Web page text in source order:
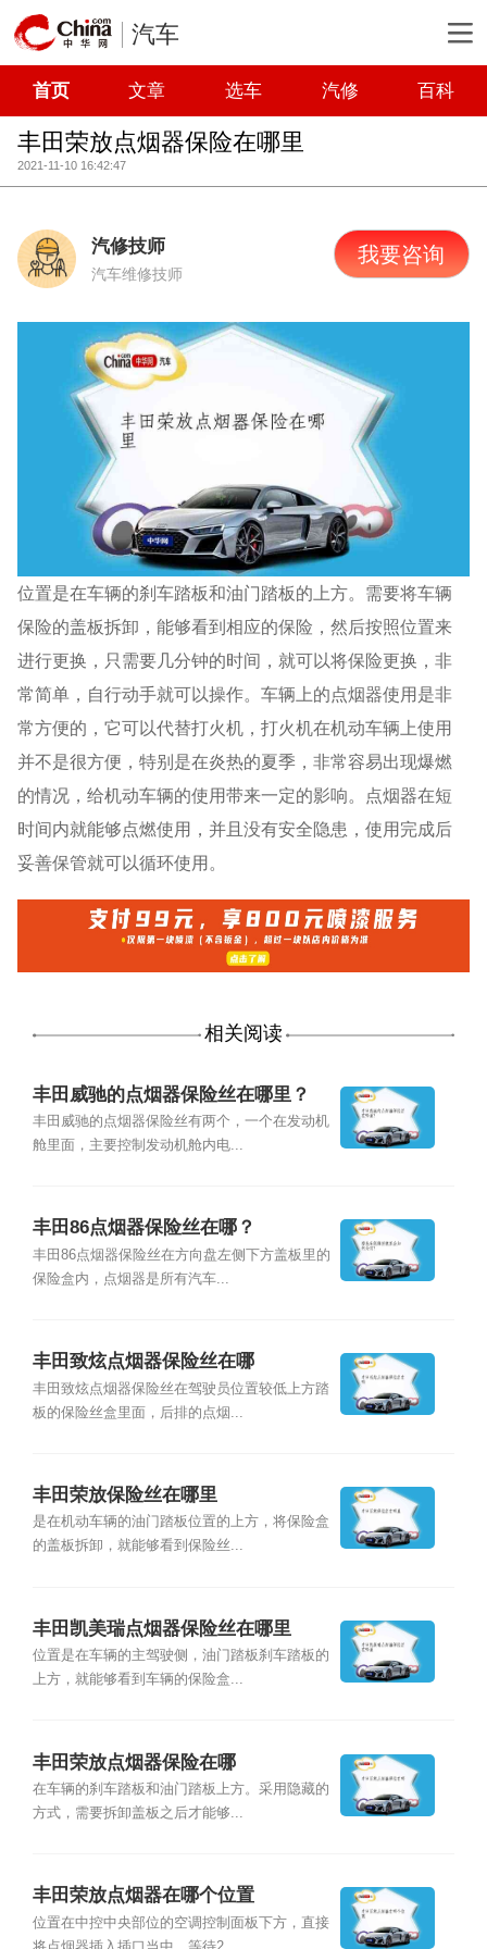
汽车
首页 文章 选车 汽修 百科
丰田荣放点烟器保险在哪里
2021-11-10 16:42:47
汽修技师
汽车维修技师
我要咨询
位置是在车辆的刹车踏板和油门踏板的上方。需要将车辆
保险的盖板拆卸，能够看到相应的保险，然后按照位置来
进行更换，只需要几分钟的时间，就可以将保险更换，非
常简单，自行动手就可以操作。车辆上的点烟器使用是非
常方便的，它可以代替打火机，打火机在机动车辆上使用
并不是很方便，特别是在炎热的夏季，非常容易出现爆燃
的情况，给机动车辆的使用带来一定的影响。点烟器在短
时间内就能够点燃使用，并且没有安全隐患，使用完成后
妥善保管就可以循环使用。
相关阅读
丰田威驰的点烟器保险丝在哪里？
丰田威驰的点烟器保险丝有两个，一个在发动机
舱里面，主要控制发动机舱内电...
丰田86点烟器保险丝在哪？
丰田86点烟器保险丝在方向盘左侧下方盖板里的
保险盒内，点烟器是所有汽车...
丰田致炫点烟器保险丝在哪
丰田致炫点烟器保险丝在驾驶员位置较低上方踏
板的保险丝盒里面，后排的点烟...
丰田荣放保险丝在哪里
是在机动车辆的油门踏板位置的上方，将保险盒
的盖板拆卸，就能够看到保险丝...
丰田凯美瑞点烟器保险丝在哪里
位置是在车辆的主驾驶侧，油门踏板刹车踏板的
上方，就能够看到车辆的保险盒...
丰田荣放点烟器保险在哪
在车辆的刹车踏板和油门踏板上方。采用隐藏的
方式，需要拆卸盖板之后才能够...
丰田荣放点烟器在哪个位置
位置在中控中央部位的空调控制面板下方，直接